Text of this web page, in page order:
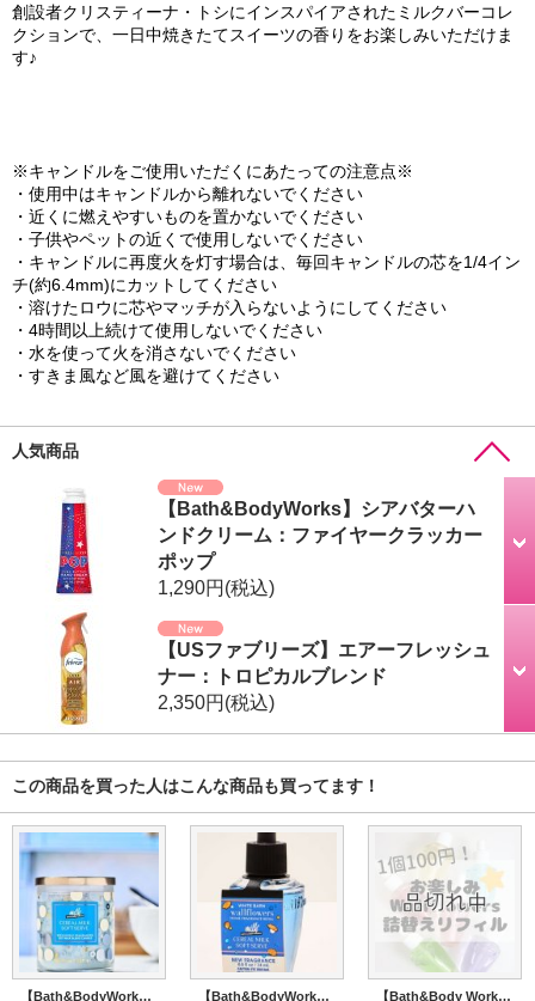
創設者クリスティーナ・トシにインスパイアされたミルクバーコレ
クションで、一日中焼きたてスイーツの香りをお楽しみいただけま
す♪
※キャンドルをご使用いただくにあたっての注意点※
・使用中はキャンドルから離れないでください
・近くに燃えやすいものを置かないでください
・子供やペットの近くで使用しないでください
・キャンドルに再度火を灯す場合は、毎回キャンドルの芯を1/4イン
チ(約6.4mm)にカットしてください
・溶けたロウに芯やマッチが入らないようにしてください
・4時間以上続けて使用しないでください
・水を使って火を消さないでください
・すきま風など風を避けてください
人気商品
【Bath&BodyWorks】シアバターハ
ンドクリーム：ファイヤークラッカー
ポップ
1,290円(税込)
【USファブリーズ】エアーフレッシュ
ナー：トロピカルブレンド
2,350円(税込)
この商品を買った人はこんな商品も買ってます！
【Bath&BodyWorks】シグネチャー1-wickキャンドル（8oz）：シリアルミルクソフトサーブ 【Bath&BodyWorks】Wallflowers詰替リフィル：シリアルミルクソフトサーブ 【Bath&Body Works】商品代金5000円以上ご購入の方誰でも1個だけ100円★お楽しみWallflowers詰替えリフィル